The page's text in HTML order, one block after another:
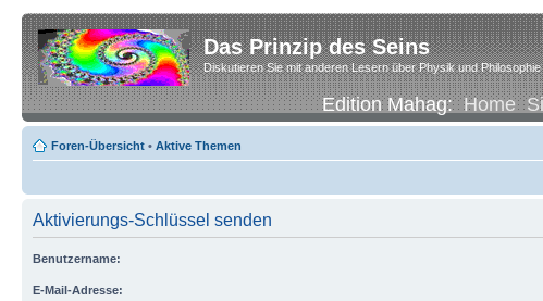
Das Prinzip des Seins
Diskutieren Sie mit anderen Lesern über Physik und Philosophie
Edition Mahag:Home
Foren-Übersicht • Aktive Themen
Aktivierungs-Schlüssel senden
Benutzername:
E-Mail-Adresse: